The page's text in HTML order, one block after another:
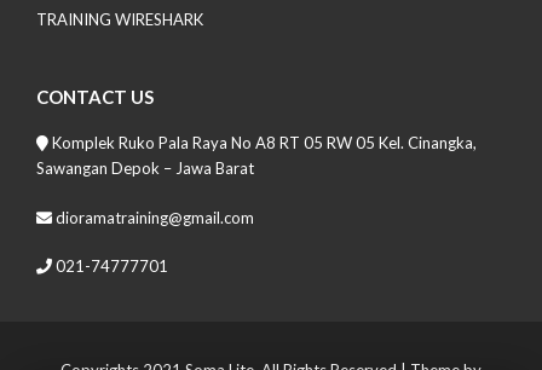
TRAINING WIRESHARK
CONTACT US
Komplek Ruko Pala Raya No A8 RT 05 RW 05 Kel. Cinangka,
Sawangan Depok – Jawa Barat
dioramatraining@gmail.com
021-74777701